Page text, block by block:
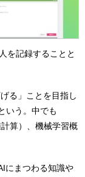
を記録することと
る」ことを目指し
いう。中でも
算）、機械学習概
にまつわる知識や